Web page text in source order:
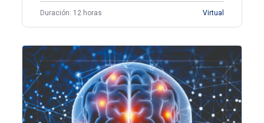
Duración: 12 horas Virtual